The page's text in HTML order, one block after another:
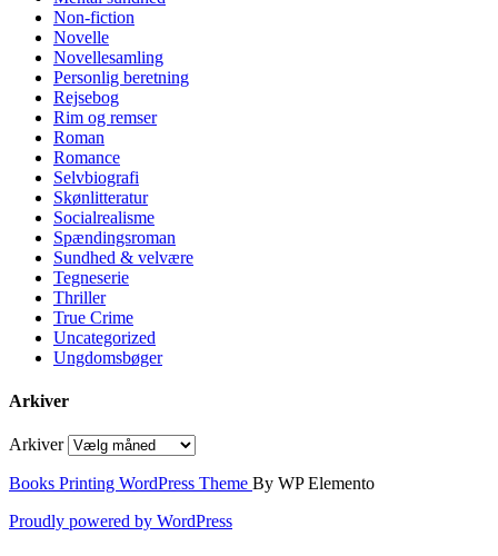
Non-fiction
Novelle
Novellesamling
Personlig beretning
Rejsebog
Rim og remser
Roman
Romance
Selvbiografi
Skønlitteratur
Socialrealisme
Spændingsroman
Sundhed & velvære
Tegneserie
Thriller
True Crime
Uncategorized
Ungdomsbøger
Arkiver
Arkiver
Books Printing WordPress Theme By WP Elemento
Proudly powered by WordPress